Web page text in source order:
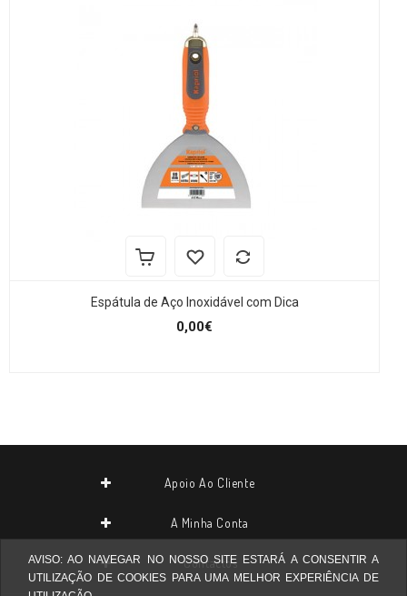
Espátula de Aço Inoxidável com Dica
0,00€
AVISO: AO NAVEGAR NO NOSSO SITE ESTARÁ A CONSENTIR A
UTILIZAÇÃO DE COOKIES PARA UMA MELHOR EXPERIÊNCIA DE
Apoio Ao Cliente
A Minha Conta
Contactos